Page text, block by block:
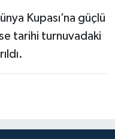
Kupası’na güçlü
tarihi turnuvadaki